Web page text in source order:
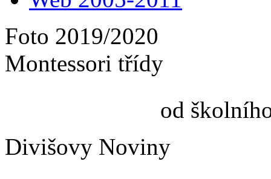
Foto 2019/2020
Montessori třídy
od
Divišovy Noviny